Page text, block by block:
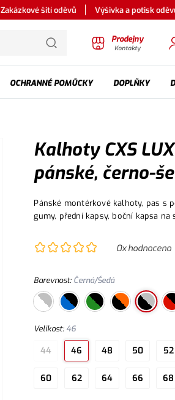
Zakázkové šití oděvů Výšivka a potisk
Prodejny
Kontakty
OCHRANNÉ POMŮCKY DOPLŇKY
Kalhoty CXS
pánské, černo-
Pánské montérkové kalhoty, pas s
gumy, přední kapsy, boční kapsa na
s klopou, reflexní doplňky.
0x hodnoceno
Barevnost: Černá/Šedá
Velikost: 46
44 46 48 50 52
60 62 64 66 68